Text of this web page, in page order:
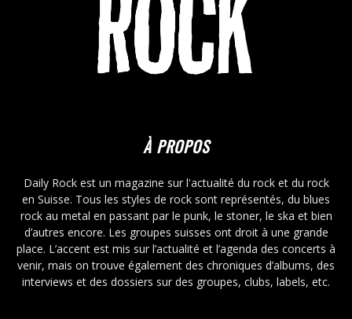
À PROPOS
Daily Rock est un magazine sur l'actualité du rock et du rock
en Suisse. Tous les styles de rock sont représentés, du blues
rock au metal en passant par le punk, le stoner, le ska et bien
d’autres encore. Les groupes suisses ont droit à une grande
place. L’accent est mis sur l’actualité et l’agenda des concerts à
venir, mais on trouve également des chroniques d’albums, des
interviews et des dossiers sur des groupes, clubs, labels, etc.